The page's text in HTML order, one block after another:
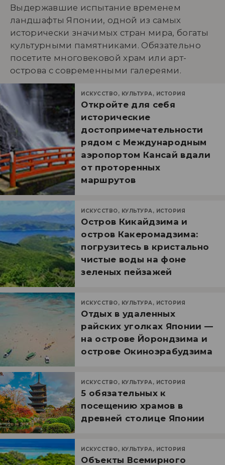
Выдержавшие испытание временем
ландшафты Японии, одной из самых
исторически значимых стран мира, богаты
культурными памятниками. Обязательно
посетите многовековой храм или арт-
острова с современными галереями.
ИСКУССТВО, КУЛЬТУРА, ИСТОРИЯ
Откройте для себя
исторические
достопримечательности
рядом с Международным
аэропортом Кансай вдали
от проторенных
маршрутов
ИСКУССТВО, КУЛЬТУРА, ИСТОРИЯ
Остров Кикайдзима и
остров Какеромадзима:
погрузитесь в кристально
чистые воды на фоне
зеленых пейзажей
ИСКУССТВО, КУЛЬТУРА, ИСТОРИЯ
Отдых в удаленных
райских уголках Японии —
на острове Йорондзима и
острове Окиноэрабудзима
ИСКУССТВО, КУЛЬТУРА, ИСТОРИЯ
5 обязательных к
посещению храмов в
древней столице Японии
ИСКУССТВО, КУЛЬТУРА, ИСТОРИЯ
Объекты Всемирного